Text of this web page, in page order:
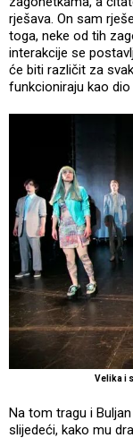
rješava. On sam
toga, neke od tih
interakcije se
će biti različit za
funkcioniraju kao dio
Velika i
Na tom tragu i
slijedeći, kako mu